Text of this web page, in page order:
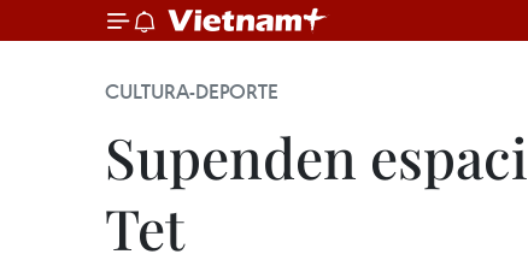
CULTURA-DEPORTE
Supenden
Tet